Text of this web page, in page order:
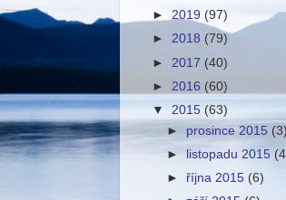
► 2019 (97)
► 2018 (79)
► 2017 (40)
► 2016 (60)
▼ 2015 (63)
► prosince 2015 (3)
► listopadu 2015
►října 2015 (6)